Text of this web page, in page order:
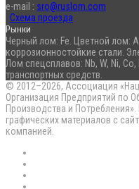
e-mail : sro@ruslom.com
Схема проезда
Рынки
Черный лом: Fe. Цветной лом:
коррозионностойкие стали.
Лом спецсплавов: Nb, W, Ni,
транспортных средств.
© 2012–2026, Ассоциация
Организация Предприятий по
Производства и
графических материалов с
компанией.